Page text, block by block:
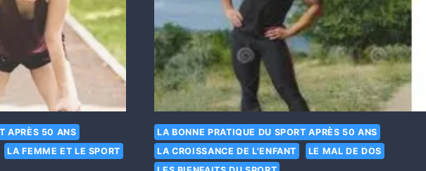
APRÈS 50 ANS
LA FEMME ET LE SPORT
LA BONNE PRATIQUE DU SPORT APRÈS 50 ANS
LA CROISSANCE DE L'ENFANT
LE MAL DE DOS